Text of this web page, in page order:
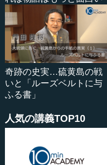
奇跡の史実…硫黄島の戦
いと「ルーズベルトに与
ふる書」
人気の講義TOP10